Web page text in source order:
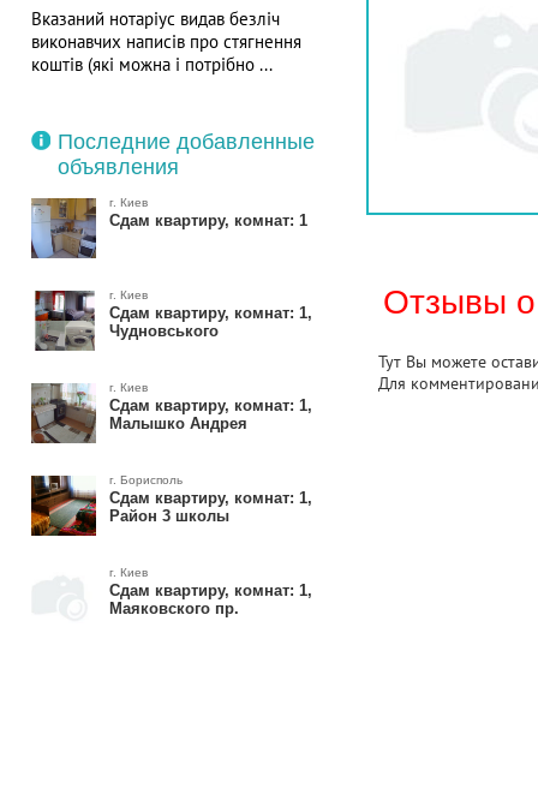
Вказаний нотаріус видав безліч
виконавчих написів про стягнення
коштів (які можна і потрібно ...
Последние добавленные
объявления
г. Киев
Сдам квартиру, комнат: 1
г. Киев
Сдам квартиру, комнат: 1,
Чудновського
г. Киев
Сдам квартиру, комнат: 1,
Малышко Андрея
г. Борисполь
Сдам квартиру, комнат: 1,
Район 3 школы
г. Киев
Сдам квартиру, комнат: 1,
Маяковского пр.
Отзывы о
Тут Вы можете
Для